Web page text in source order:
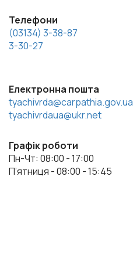
Телефони
(03134) 3-38-87
3-30-27
Електронна пошта
tyachivrda@carpathia.gov.ua
tyachivrdaua@ukr.net
Графік роботи
Пн-Чт: 08:00 - 17:00
П’ятниця - 08:00 - 15:45